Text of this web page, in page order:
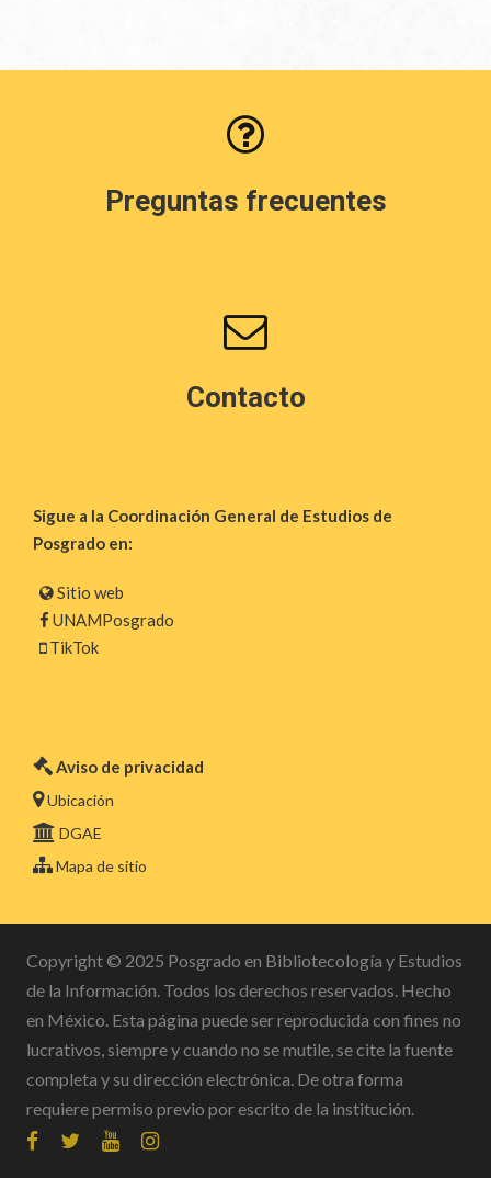
Preguntas frecuentes
Contacto
Sigue a la Coordinación General de Estudios de
Posgrado en:
Sitio web
UNAMPosgrado
TikTok
Aviso de privacidad
Ubicación
DGAE
Mapa de sitio
Copyright © 2025 Posgrado en Bibliotecología y Estudios
de la Información. Todos los derechos reservados. Hecho
en México. Esta página puede ser reproducida con fines no
lucrativos, siempre y cuando no se mutile, se cite la fuente
completa y su dirección electrónica. De otra forma
requiere permiso previo por escrito de la institución.